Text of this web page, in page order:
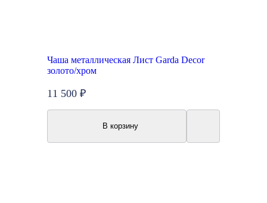
Чаша металлическая Лист Garda Decor
золото/хром
11 500 ₽
В корзину